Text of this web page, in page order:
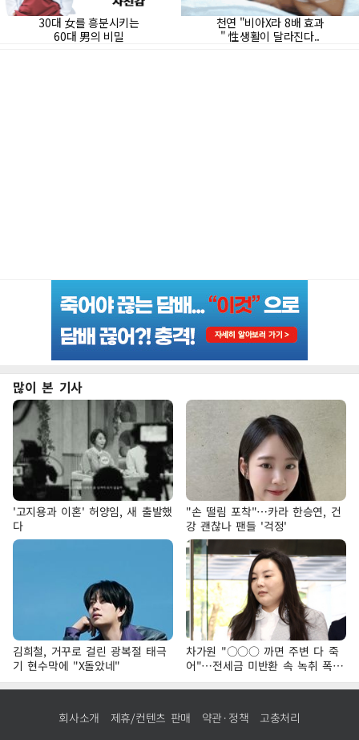
많이 본 기사
'고지용과 이혼' 허양임, 새 출발했
다
"손 떨림 포착"…카라 한승연, 건
강 괜찮나 팬들 '걱정'
김희철, 거꾸로 걸린 광복절 태극
기 현수막에 "X돌았네"
차가원 "○○○ 까면 주변 다 죽
어"…전세금 미반환 속 녹취 폭로
파장
회사소개 제휴/컨텐츠 판매 약관·정책 고충처리